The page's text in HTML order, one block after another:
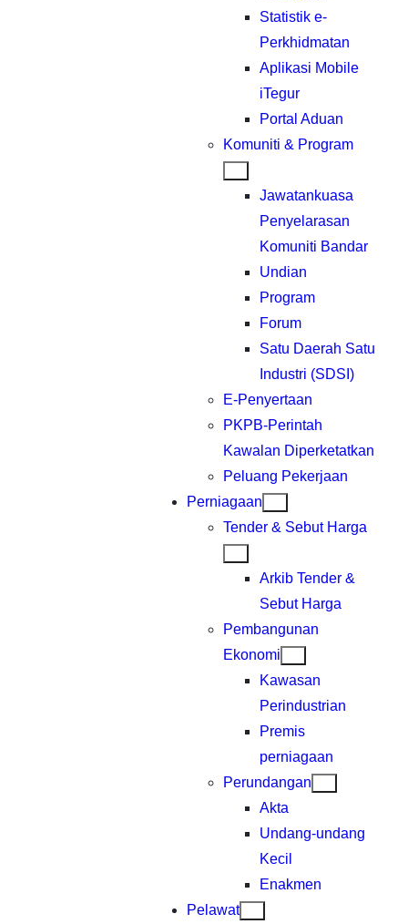
Statistik e-
Perkhidmatan
Aplikasi Mobile
iTegur
Portal Aduan
Komuniti & Program
Jawatankuasa
Penyelarasan
Komuniti Bandar
Undian
Program
Forum
Satu Daerah Satu
Industri (SDSI)
E-Penyertaan
PKPB-Perintah
Kawalan Diperketatkan
Peluang Pekerjaan
Perniagaan
Tender & Sebut Harga
Arkib Tender &
Sebut Harga
Pembangunan
Ekonomi
Kawasan
Perindustrian
Premis
perniagaan
Perundangan
Akta
Undang-undang
Kecil
Enakmen
Pelawat